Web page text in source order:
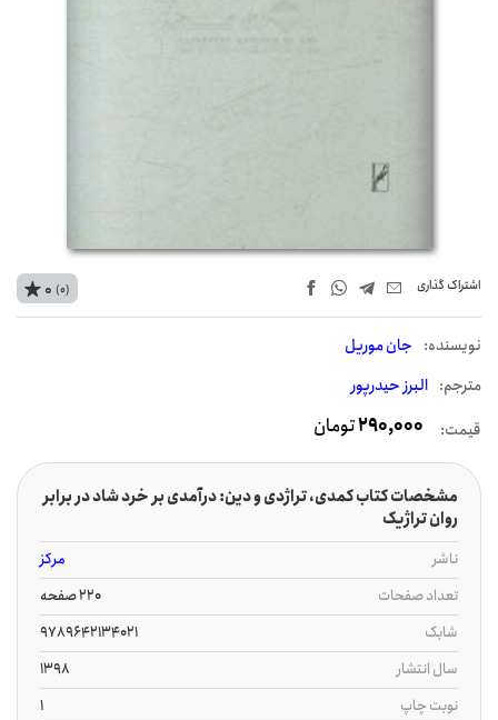
اشتراک‌ گذاری
نويسنده: جان موریل
مترجم: البرز حیدرپور
0 (0)
قیمت: 290,000تومان
مشخصات کتاب کمدی، تراژدی و دین: درآمدی بر خرد شاد در برابر
روان تراژیک
ناشر
مرکز
تعداد صفحات
220 صفحه
شابک
9789642134021
سال انتشار
1398
نوبت چاپ
1